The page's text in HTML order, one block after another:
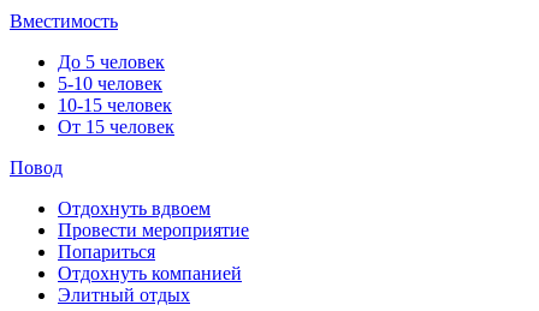
Вместимость
До 5 человек
5-10 человек
10-15 человек
От 15 человек
Повод
Отдохнуть вдвоем
Провести мероприятие
Попариться
Отдохнуть компанией
Элитный отдых